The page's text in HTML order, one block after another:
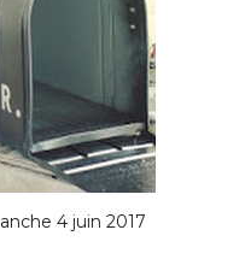
4 juin 2017